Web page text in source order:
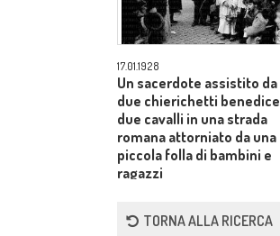
17.01.1928
Un sacerdote assistito da
due chierichetti benedice
due cavalli in una strada
romana attorniato da una
piccola folla di bambini e
ragazzi
TORNA ALLA RICERCA